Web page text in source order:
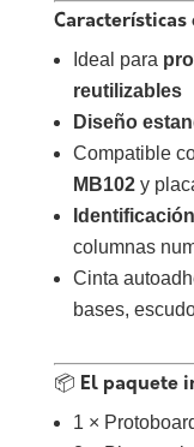
Características
Ideal para
reutilizables
Diseño
Compatible
MB102y
columnas
Cinta
bases,
📦 El paquete
1 ×